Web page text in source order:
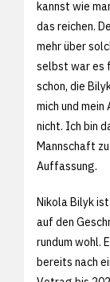
kannst wie
das reichen.
mehr über
selbst war es
schon, die
mich und
nicht. Ich bin
Mannschaft
Auffassung.
Nikola Bilyk
auf den
rundum wohl.
bereits nach